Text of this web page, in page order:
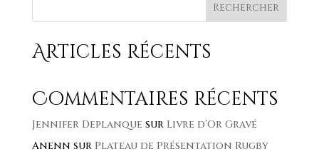
Rechercher
Articles récents
Commentaires récents
Jennifer Deplanquesur Livre d’Or Gravé
Anenn sur Plateau de Présentation Rugby